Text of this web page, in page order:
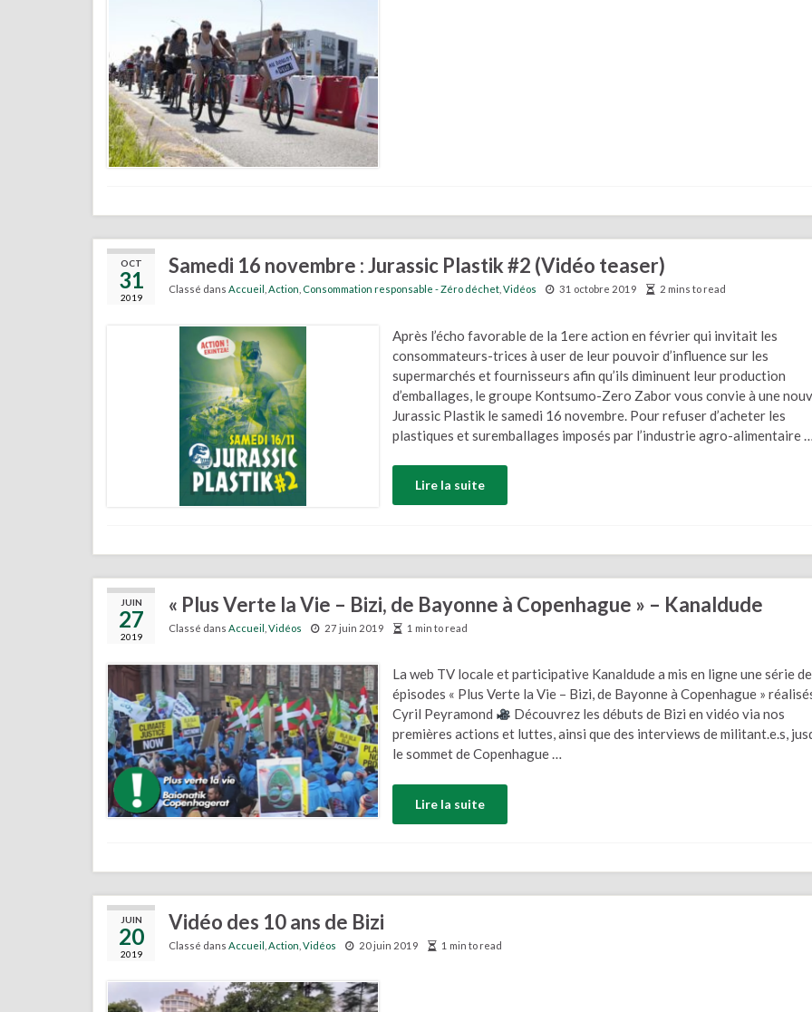
OCT
31
2019
Samedi 16 novembre : Jurassic Plastik #2 (Vidéo teaser)
Classé dans Accueil Action Consommation responsable - Zéro déchet Vidéos 31 octobre 2019 2 mins to read
Après l’écho favorable de la 1ere action en février qui invitait les
consommateurs-trices à user de leur pouvoir d’influence sur les
supermarchés et fournisseurs afin qu’ils diminuent leur production
d’emballages, le groupe Kontsumo-Zero Zabor vous convie à une
Jurassic Plastik le samedi 16 novembre. Pour refuser d’acheter les
plastiques et suremballages imposés par l’industrie agro-alimentaire …
Lire la suite
JUIN
27
2019
« Plus Verte la Vie – Bizi, de Bayonne à Copenhague » – Kanaldude
Classé dans Accueil Vidéos 27 juin 2019 1 min to read
La web TV locale et participative Kanaldude a mis en ligne une série
épisodes « Plus Verte la Vie – Bizi, de Bayonne à Copenhague »
Cyril Peyramond
Découvrez les débuts de Bizi en vidéo via nos
premières actions et luttes, ainsi que des interviews de militant.e.s,
le sommet de Copenhague …
Lire la suite
JUIN
20
2019
Vidéo des 10 ans de Bizi
Classé dans Accueil Action Vidéos 20 juin 2019 1 min to read